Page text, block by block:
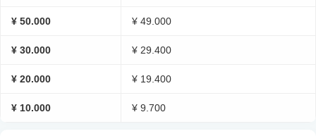
¥ 50.000 ¥ 49.000
¥ 30.000 ¥ 29.400
¥ 20.000 ¥ 19.400
¥ 10.000 ¥ 9.700